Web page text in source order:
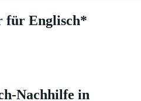
für Englisch*
Nachhilfe in